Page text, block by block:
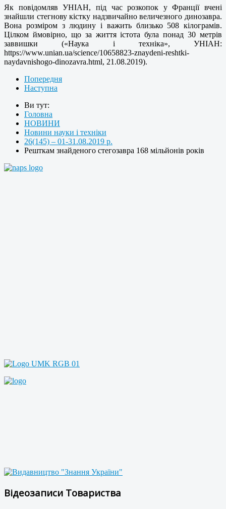
Як повідомляв УНІАН, під час розкопок у Франції вчені
знайшли стегнову кістку надзвичайно величезного динозавра.
Вона розміром з людину і важить близько 508 кілограмів.
Цілком ймовірно, що за життя істота була понад 30 метрів
заввишки («Наука і техніка», УНІАН:
https://www.unian.ua/science/10658823-znaydeni-reshtki-
naydavnishogo-dinozavra.html, 21.08.2019).
Попередня
Наступна
Ви тут:
Головна
НОВИНИ
Новини науки і техніки
26(145) – 01-31.08.2019 р.
Решткам знайденого стегозавра 168 мільйонів років
Відеозаписи Товариства